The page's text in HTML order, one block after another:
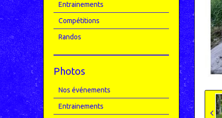
Entrainements
Compétitions
Randos
Photos
Nos événements
Entrainements